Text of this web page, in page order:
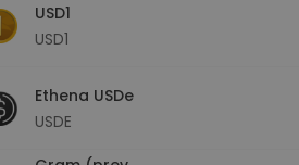
USD1
USD1
Ethena USDe
USDE